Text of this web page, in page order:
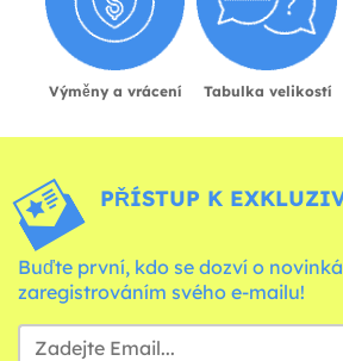
Výměny a vrácení Tabulka velikostí
PŘÍSTUP K
Buďte první, kdo se dozví o
zaregistrováním svého e-mailu!